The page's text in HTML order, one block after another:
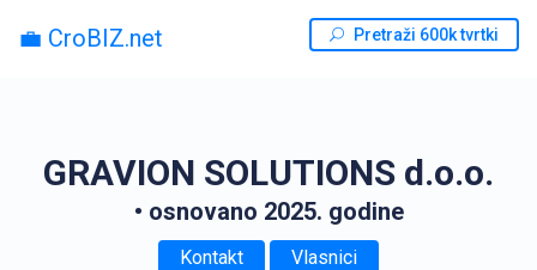
💼 CroBIZ.net Pretraži 600k tvrtki
GRAVION SOLUTIONS d.o.o.
• osnovano 2025. godine
Kontakt Vlasnici